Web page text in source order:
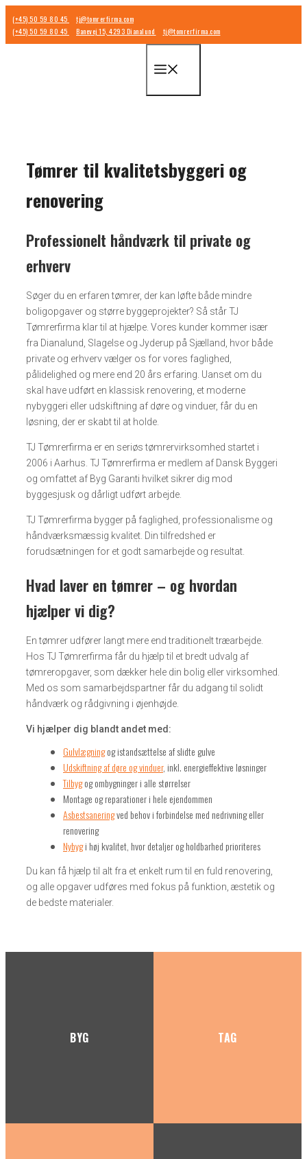
indhold
(+45) 50 59 80 45
tj@tomrerfirma.com
(+45) 50 59 80 45
Banevej 15, 4293 Dianalund tj@tomrerfirma.com
Tømrer til kvalitetsbyggeri og
renovering
Professionelt håndværk til private og
erhverv
Søger du en erfaren tømrer, der kan løfte både mindre
boligopgaver og større byggeprojekter? Så står TJ
Tømrerfirma klar til at hjælpe. Vores kunder kommer især
fra Dianalund, Slagelse og Jyderup på Sjælland, hvor både
private og erhverv vælger os for vores faglighed,
pålidelighed og mere end 20 års erfaring. Uanset om du
skal have udført en klassisk renovering, et moderne
nybyggeri eller udskiftning af døre og vinduer, får du en
løsning, der er skabt til at holde.
TJ Tømrerfirma er en seriøs tømrervirksomhed startet i
2006 i Aarhus. TJ Tømrerfirma er medlem af Dansk Byggeri
og omfattet af Byg Garanti hvilket sikrer dig mod
byggesjusk og dårligt udført arbejde.
TJ Tømrerfirma bygger på faglighed, professionalisme og
håndværksmæssig kvalitet. Din tilfredshed er
forudsætningen for et godt samarbejde og resultat.
Hvad laver en tømrer – og hvordan
hjælper vi dig?
En tømrer udfører langt mere end traditionelt træarbejde.
Hos TJ Tømrerfirma får du hjælp til et bredt udvalg af
tømreropgaver, som dækker hele din bolig eller virksomhed.
Med os som samarbejdspartner får du adgang til solidt
håndværk og rådgivning i øjenhøjde.
Vi hjælper dig blandt andet med:
Gulvlægningog istandsættelse af slidte gulve
Udskiftning af døre og vinduer, inkl. energieffektive løsninger
Tilbygog ombygninger i alle størrelser
Montage og reparationer i hele ejendommen
Asbestsaneringved behov i forbindelse med nedrivning eller
renovering
Nybygi høj kvalitet, hvor detaljer og holdbarhed prioriteres
Du kan få hjælp til alt fra et enkelt rum til en fuld renovering,
og alle opgaver udføres med fokus på funktion, æstetik og
de bedste materialer.
BYG TAG